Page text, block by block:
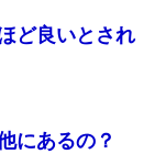
ど良いとされ
にあるの？